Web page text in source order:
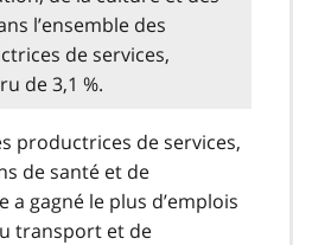
l’ensemble des
de services,
de 3,1 %.
productrices de services,
de santé et de
a gagné le plus d’emplois
transport et de